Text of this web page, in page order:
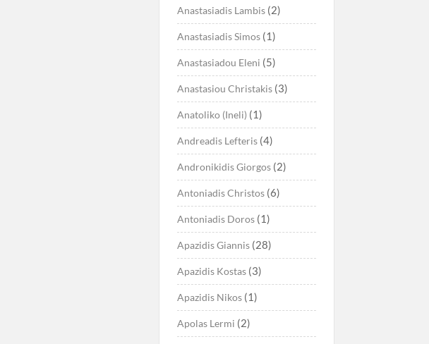
Anastasiadis Lambis(2)
Anastasiadis Simos(1)
Anastasiadou Eleni (5)
Anastasiou Christakis(3)
Anatoliko (Ineli) (1)
Andreadis Lefteris(4)
Andronikidis Giorgos(2)
Antoniadis Christos(6)
Antoniadis Doros(1)
Apazidis Giannis(28)
Apazidis Kostas(3)
Apazidis Nikos(1)
Apolas Lermi (2)